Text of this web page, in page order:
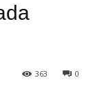
0
363